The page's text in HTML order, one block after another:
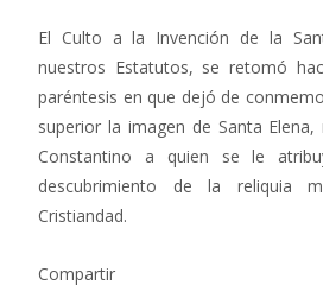
El Culto a la Invención de la
nuestros Estatutos, se retomó
paréntesis en que dejó de
superior la imagen de Santa
Constantino a quien se le
descubrimiento de la reliquia
Cristiandad.
Compartir